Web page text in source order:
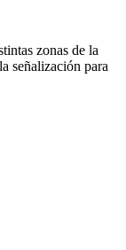
zonas de la
señalización para